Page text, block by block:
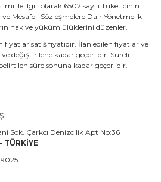
ile ilgili olarak 6502 sayılı Tüketicinin
Mesafeli Sözleşmelere Dair Yönetmelik
hak ve yükümlülüklerini düzenler.
fiyatlar satış fiyatıdır. İlan edilen fiyatlar ve
değiştirilene kadar geçerlidir. Süreli
süre sonuna kadar geçerlidir.
Sok. Çarkcı Denizcilik Apt No:36